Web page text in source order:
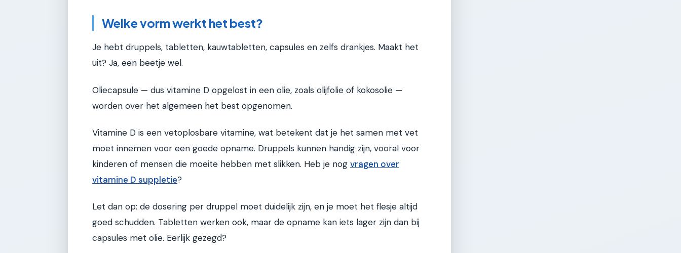
Welke vorm werkt het best?
Je hebt druppels, tabletten, kauwtabletten, capsules en zelfs drankjes. Maakt het
uit? Ja, een beetje wel.
Oliecapsule — dus vitamine D opgelost in een olie, zoals olijfolie of kokosolie —
worden over het algemeen het best opgenomen.
Vitamine D is een vetoplosbare vitamine, wat betekent dat je het samen met vet
moet innemen voor een goede opname. Druppels kunnen handig zijn, vooral voor
kinderen of mensen die moeite hebben met slikken. Heb je nog vragen over
vitamine D suppletie?
Let dan op: de dosering per druppel moet duidelijk zijn, en je moet het flesje altijd
goed schudden. Tabletten werken ook, maar de opname kan iets lager zijn dan bij
capsules met olie. Eerlijk gezegd?